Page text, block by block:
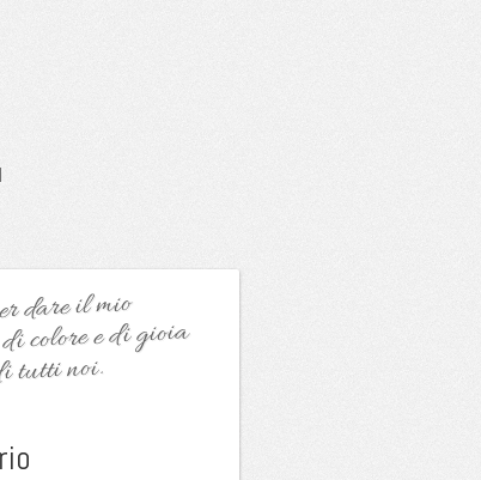
dare il mio
colore e di gioia
tutti noi.